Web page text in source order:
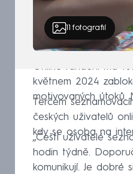
11 fotografií
Online randění má
květnem 2024
motivovaných útoků.
Terčem
českých uživatelů
kdy se osoba na
„Čeští uživatelé
hodin týdně.
komunikují. Je